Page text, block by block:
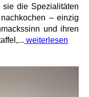
sie die Spezialitäten
– einzig
und ihren
weiterlesen